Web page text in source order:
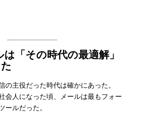
は「その時代の最適解」
の主役だった時代は確かにあった。
会人になった頃、メールは最もフォー
ールだった。